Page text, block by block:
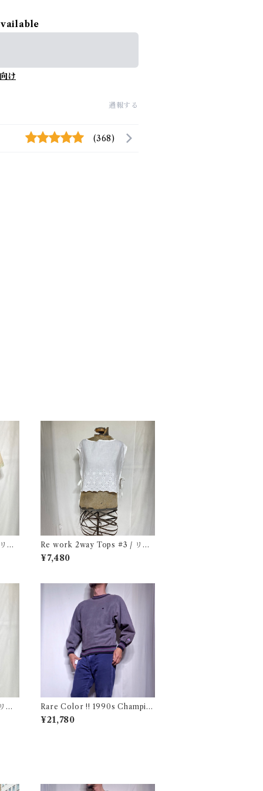
け
通報する
(368)
ワ
Re work 2way Tops #3 / リワ
ーク 2way トップス 古着
¥7,480
Rare Color !! 1990s Champio
n Reverse Weave Charcoal G
ray Size M / チャンピオン リバ
¥21,780